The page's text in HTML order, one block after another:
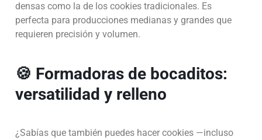
densas como la de los cookies tradicionales. Es
perfecta para producciones medianas y grandes que
requieren precisión y volumen.
🍪 Formadoras de bocaditos:
versatilidad y relleno
¿Sabías que también puedes hacer cookies —incluso